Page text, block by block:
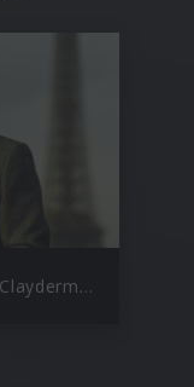
Richard Clayderman